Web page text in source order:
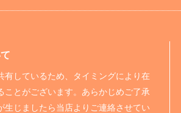
有しているため、タイミングにより在
ことがございます。あらかじめご了承
生じましたら当店よりご連絡させてい